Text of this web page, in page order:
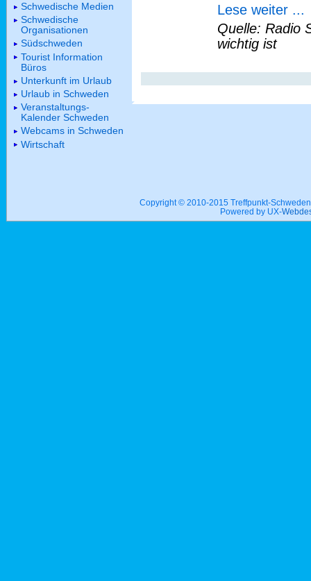
Lese weiter ...
Quelle: Radio
wichtig ist
Schwedische Medien
Schwedische
Organisationen
Südschweden
Tourist Information
Büros
Unterkunft im Urlaub
Urlaub in Schweden
Veranstaltungs-
Kalender Schweden
Webcams in Schweden
Wirtschaft
Copyright © 2010-2015 Treffpunkt-
Powered by UX-